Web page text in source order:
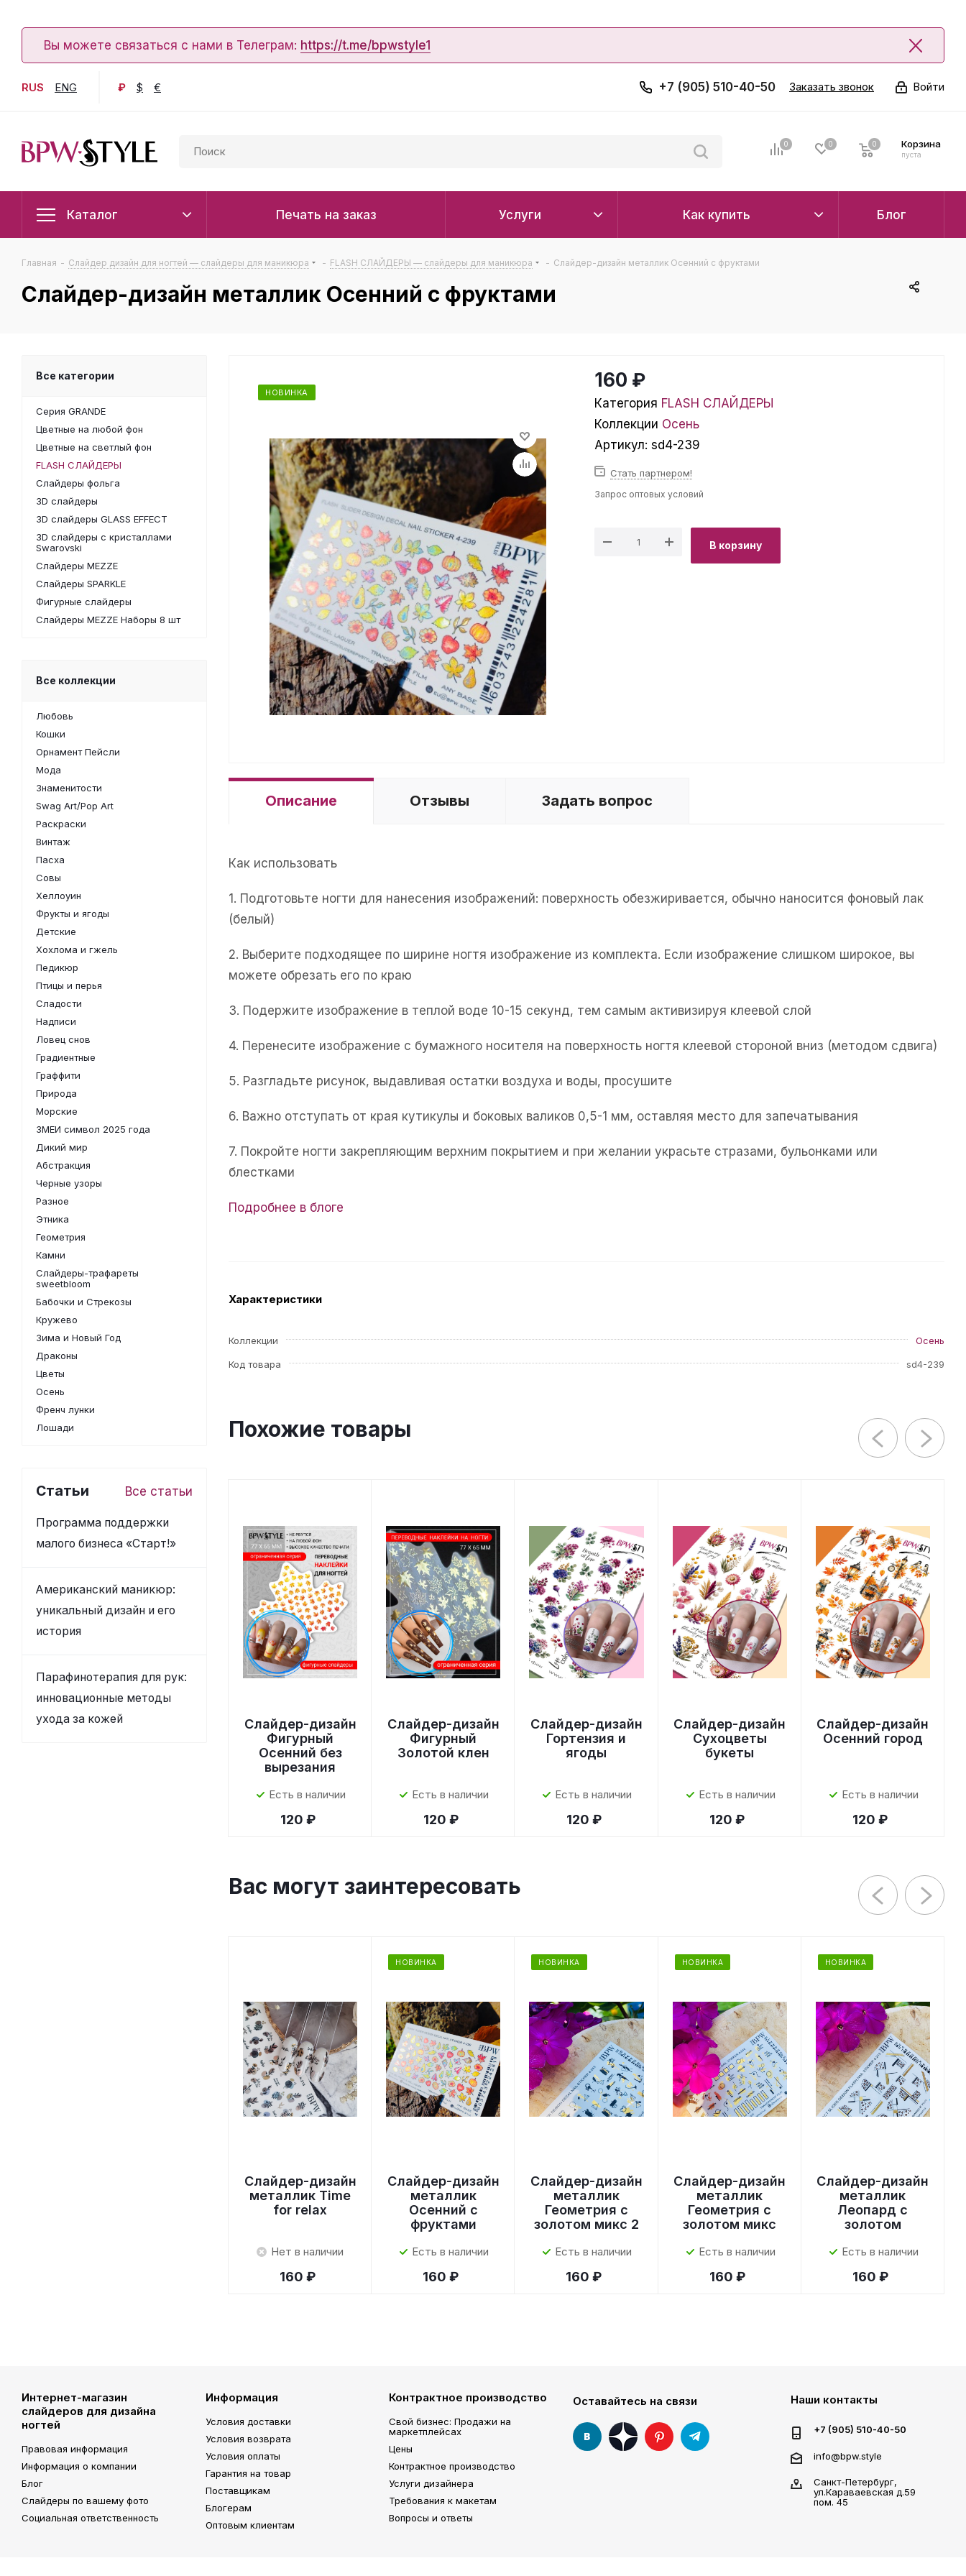
Вы можете связаться с нами в Телеграм: https://t.me/bpwstyle1
RUS ENG ₽ $ € Войти
+7 (905) 510-40-50 Заказать звонок
0 0 Корзина
0
пуста
0
Каталог Печать на заказ Услуги Как купить Блог
Главная - Слайдер дизайн для ногтей — слайдеры для маникюра - FLASH СЛАЙДЕРЫ — слайдеры для маникюра - Слайдер-дизайн металлик Осенний с фруктами
Слайдер-дизайн металлик Осенний с фруктами
НОВИНКА
160 ₽
Категория FLASH СЛАЙДЕРЫ
Коллекции Осень
Артикул: sd4-239
Стать партнером!
Запрос оптовых условий
В корзину
Описание Отзывы Задать вопрос
Как использовать
1. Подготовьте ногти для нанесения изображений: поверхность обезжиривается, обычно наносится фоновый лак
(белый)
2. Выберите подходящее по ширине ногтя изображение из комплекта. Если изображение слишком широкое, вы
можете обрезать его по краю
3. Подержите изображение в теплой воде 10-15 секунд, тем самым активизируя клеевой слой
4. Перенесите изображение с бумажного носителя на поверхность ногтя клеевой стороной вниз (методом сдвига)
5. Разгладьте рисунок, выдавливая остатки воздуха и воды, просушите
6. Важно отступать от края кутикулы и боковых валиков 0,5-1 мм, оставляя место для запечатывания
7. Покройте ногти закрепляющим верхним покрытием и при желании украсьте стразами, бульонками или
блестками
Подробнее в блоге
Характеристики
Коллекции Осень
Код товара sd4-239
Похожие товары
Слайдер-дизайн
Фигурный
Осенний без
вырезания
Есть в наличии
120 ₽
Слайдер-дизайн
Фигурный
Золотой клен
Есть в наличии
120 ₽
Слайдер-дизайн
Гортензия и
ягоды
Есть в наличии
120 ₽
Слайдер-дизайн
Сухоцветы
букеты
Есть в наличии
120 ₽
Слайдер-дизайн
Осенний город
Есть в наличии
120 ₽
Вас могут заинтересовать
Слайдер-дизайн
металлик Time
for relax
Нет в наличии
160 ₽
НОВИНКА
Слайдер-дизайн
металлик
Осенний с
фруктами
Есть в наличии
160 ₽
НОВИНКА
Слайдер-дизайн
металлик
Геометрия с
золотом микс 2
Есть в наличии
160 ₽
НОВИНКА
Слайдер-дизайн
металлик
Геометрия с
золотом микс
Есть в наличии
160 ₽
НОВИНКА
Слайдер-дизайн
металлик
Леопард с
золотом
Есть в наличии
160 ₽
Все категории
Серия GRANDE
Цветные на любой фон
Цветные на светлый фон
FLASH СЛАЙДЕРЫ
Слайдеры фольга
3D слайдеры
3D слайдеры GLASS EFFECT
3D слайдеры с кристаллами
Swarovski
Слайдеры MEZZE
Слайдеры SPARKLE
Фигурные слайдеры
Слайдеры MEZZE Наборы 8 шт
Все коллекции
Любовь
Кошки
Орнамент Пейсли
Мода
Знаменитости
Swag Art/Pop Art
Раскраски
Винтаж
Пасха
Совы
Хеллоуин
Фрукты и ягоды
Детские
Хохлома и гжель
Педикюр
Птицы и перья
Сладости
Надписи
Ловец снов
Градиентные
Граффити
Природа
Морские
ЗМЕИ символ 2025 года
Дикий мир
Абстракция
Черные узоры
Разное
Этника
Геометрия
Камни
Слайдеры-трафареты
sweetbloom
Бабочки и Стрекозы
Кружево
Зима и Новый Год
Драконы
Цветы
Осень
Френч лунки
Лошади
Статьи Все статьи
Программа поддержки
малого бизнеса «Старт!»
Американский маникюр:
уникальный дизайн и его
история
Парафинотерапия для рук:
инновационные методы
ухода за кожей
Интернет-магазин
слайдеров для дизайна
ногтей
Правовая информация
Информация о компании
Блог
Слайдеры по вашему фото
Социальная ответственность
Информация
Условия доставки
Условия возврата
Условия оплаты
Гарантия на товар
Поставщикам
Блогерам
Оптовым клиентам
Контрактное производство
Свой бизнес: Продажи на
маркетплейсах
Цены
Контрактное производство
Услуги дизайнера
Требования к макетам
Вопросы и ответы
Оставайтесь на связи Наши контакты
+7 (905) 510-40-50
info@bpw.style
Санкт-Петербург,
ул.Караваевская д.59
пом. 45